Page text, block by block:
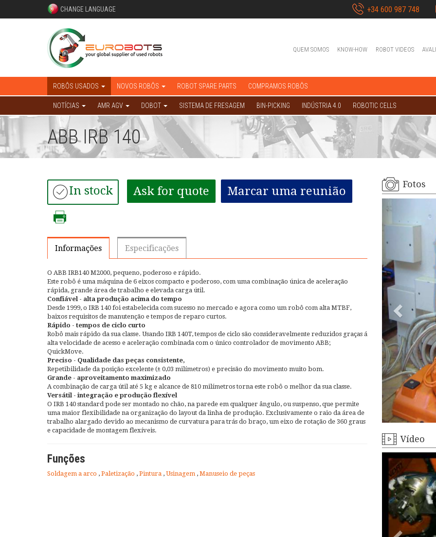
CHANGE LANGUAGE +34 600 987 748
QUEM SOMOS KNOW-HOW ROBOT VIDEOS
ROBÔS USADOS NOVOS ROBÔS ROBOT SPARE PARTS COMPRAMOS ROBÔS
NOTÍCIAS AMR AGV DOBOT SISTEMA DE FRESAGEM BIN-PICKING INDÚSTRIA 4.0 ROBOTIC CELLS
ABB IRB 140
In stock Ask for quote Marcar uma reunião
Informações Especificações
O ABB IRB140 M2000, pequeno, poderoso e rápido.
Este robô é uma máquina de 6 eixos compacto e poderoso, com uma combinação única de aceleração
rápida, grande área de trabalho e elevada carga útil.
Confiável - alta produção acima do tempo
Desde 1999, o IRB 140 foi estabelecida com sucesso no mercado e agora como um robô com alta MTBF,
baixos requisitos de manutenção e tempos de reparo curtos.
Rápido - tempos de ciclo curto
Robô mais rápido da sua classe. Usando IRB 140T, tempos de ciclo são consideravelmente reduzidos graças á
alta velocidade de acesso e aceleração combinada com o único controlador de movimento ABB;
QuickMove.
Preciso - Qualidade das peças consistente,
Repetibilidade da posição excelente (± 0,03 milímetros) e precisão do movimento muito bom.
Grande - aproveitamento maximizado
A combinação de carga útil até 5 kg e alcance de 810 milímetros torna este robô o melhor da sua classe.
Versátil - integração e produção flexível
O IRB 140 standard pode ser montado no chão, na parede em qualquer ângulo, ou suspenso, que permite
uma maior flexibilidade na organização do layout da linha de produção. Exclusivamente o raio da área de
trabalho alargado devido ao mecanismo de curvatura para trás do braço, um eixo de rotação de 360 graus
e capacidade de montagem flexíveis.
Funções
Soldagem a arco , Paletização , Pintura , Usinagem , Manuseio de peças
Fotos
Vídeo